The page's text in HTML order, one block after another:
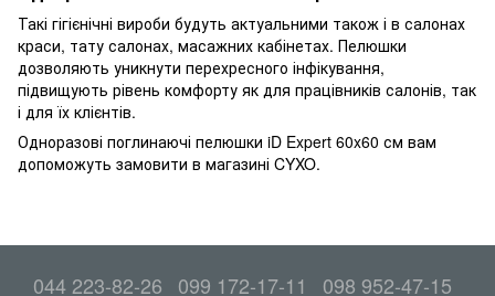
Такі гігієнічні вироби будуть актуальними також і в салонах
краси, тату салонах, масажних кабінетах. Пелюшки
дозволяють уникнути перехресного інфікування,
підвищують рівень комфорту як для працівників салонів, так
і для їх клієнтів.
Одноразові поглинаючі пелюшки iD Expert 60x60 см вам
допоможуть замовити в магазині CYXO.
044 223-82-26 099 172-17-11 098 952-47-15